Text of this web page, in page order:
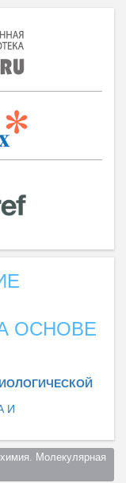
ОСНОВЕ
И
Молекулярная